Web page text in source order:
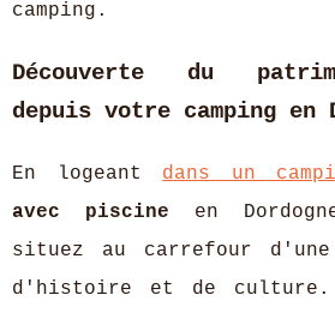
camping.
Découverte du
depuis votre camping en
En logeant dans un
avec piscine en
situez au carrefour
d'histoire et de culture.